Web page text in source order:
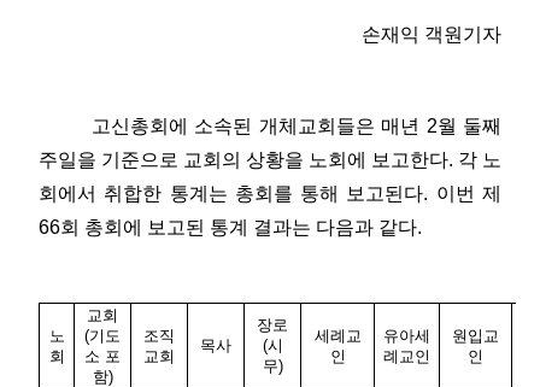
손재익 객원기자
고신총회에 소속된 개체교회들은 매년 2월 둘째
주일을 기준으로 교회의 상황을 노회에 보고한다. 각 노
회에서 취합한 통계는 총회를 통해 보고된다. 이번 제
66회 총회에 보고된 통계 결과는 다음과 같다.
노
회
교회
(기도
소 포
함)
조직
교회
목사
장로
(시
무)
세례교
인
유아세
례교인
원입교
인